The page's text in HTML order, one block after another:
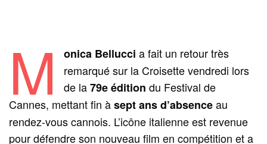
M onica Bellucci a fait un retour très
remarqué sur la Croisette vendredi lors
de la79e édition du Festival de
Cannes, mettant fin àsept ans d’absenceau
rendez-vous cannois. L’icône italienne est revenue
pour défendre son nouveau film en compétition et a